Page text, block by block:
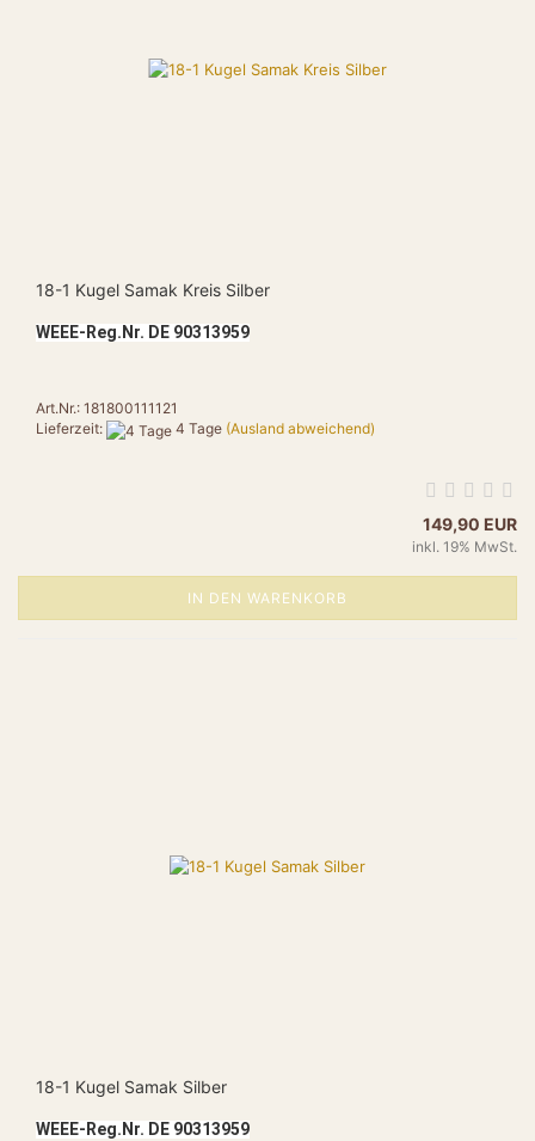
18-1 Kugel Samak Kreis Silber
WEEE-Reg.Nr. DE 90313959
Art.Nr.: 181800111121
Lieferzeit:
4 Tage (Ausland abweichend)
149,90 EUR
inkl. 19% MwSt.
IN DEN WARENKORB
18-1 Kugel Samak Silber
WEEE-Reg.Nr. DE 90313959